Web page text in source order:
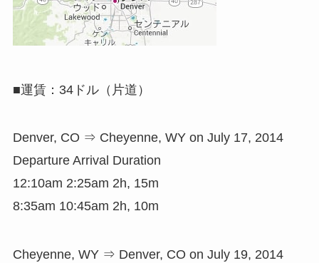
■運賃：34ドル（片道）
Denver, CO ⇒ Cheyenne, WY on July 17, 2014
Departure Arrival Duration
12:10am 2:25am 2h, 15m
8:35am 10:45am 2h, 10m
Cheyenne, WY ⇒ Denver, CO on July 19, 2014